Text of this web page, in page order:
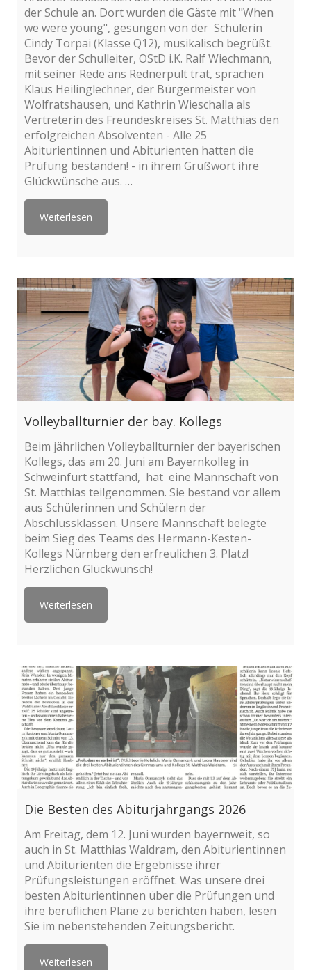
der Schule an. Dort wurden die Gäste mit "When
we were young", gesungen von der Schülerin
Cindy Torpai (Klasse Q12), musikalisch begrüßt.
Bevor der Schulleiter, OStD i.K. Ralf Wiechmann,
mit seiner Rede ans Rednerpult trat, sprachen
Klaus Heilinglechner, der Bürgermeister von
Wolfratshausen, und Kathrin Wieschalla als
Vertreterin des Freundeskreises St. Matthias den
erfolgreichen Absolventen - Alle 25
Abiturientinnen und Abiturienten hatten die
Prüfung bestanden! - in ihrem Grußwort ihre
Glückwünsche aus. …
Weiterlesen
Volleyballturnier der bay. Kollegs
Beim jährlichen Volleyballturnier der bayerischen
Kollegs, das am 20. Juni am Bayernkolleg in
Schweinfurt stattfand, hat eine Mannschaft von
St. Matthias teilgenommen. Sie bestand vor allem
aus Schülerinnen und Schülern der
Abschlussklassen. Unsere Mannschaft belegte
beim Sieg des Teams des Hermann-Kesten-
Kollegs Nürnberg den erfreulichen 3. Platz!
Herzlichen Glückwunsch!
Weiterlesen
Die Besten des Abiturjahrgangs 2026
Am Freitag, dem 12. Juni wurden bayernweit, so
auch in St. Matthias Waldram, den Abiturientinnen
und Abiturienten die Ergebnisse ihrer
Prüfungsleistungen eröffnet. Was unsere drei
besten Abiturientinnen über die Prüfungen und
ihre beruflichen Pläne zu berichten haben, lesen
Sie im nebenstehenden Zeitungsbericht.
Weiterlesen